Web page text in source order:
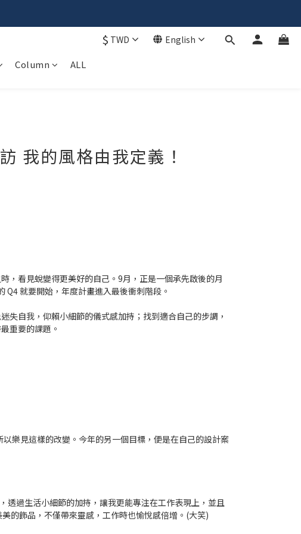
$ TWD English
Column ALL
我的風格由我定義！
，看見蛻變得更美好的自己。9月，正是一個承先啟後的月
Q4 就要開始，年度計畫進入最後衝刺階段。
失自我，仰賴小細節的儀式感加持；找到適合自己的步調，
重要的課題。
樂見這樣的改變。今年的另一個目標，便是在自己的設計案
過生活小細節的加持，讓我更能專注在工作表現上，並且
的飾品，不僅帶來靈感，工作時也愉悅感倍增。(大笑)